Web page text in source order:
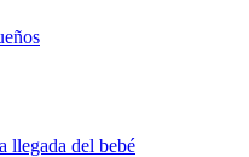
llegada del bebé